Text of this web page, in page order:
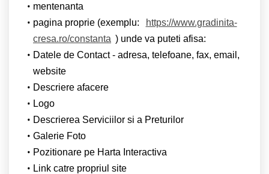
mentenanta
pagina proprie (exemplu:
https://www.gradinita-
cresa.ro/constanta ) unde va puteti afisa:
Datele de Contact - adresa, telefoane, fax, email,
website
Descriere afacere
Logo
Descrierea Serviciilor si a Preturilor
Galerie Foto
Pozitionare pe Harta Interactiva
Link catre propriul site